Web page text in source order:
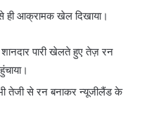
ही आक्रामक खेल दिखाया।
पारी खेलते हुए तेज़ रन
तेजी से रन बनाकर न्यूजीलैंड के